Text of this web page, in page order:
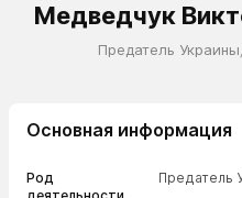
Медведчук
Предатель Украины
Основная информация
Род
Предатель